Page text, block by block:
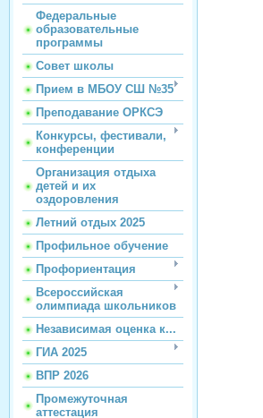
Федеральные
образовательные
программы
Совет школы
Прием в МБОУ СШ №35
Преподавание ОРКСЭ
Конкурсы, фестивали,
конференции
Организация отдыха
детей и их
оздоровления
Летний отдых 2025
Профильное обучение
Профориентация
Всероссийская
олимпиада школьников
Независимая оценка к...
ГИА 2025
ВПР 2026
Промежуточная
аттестация